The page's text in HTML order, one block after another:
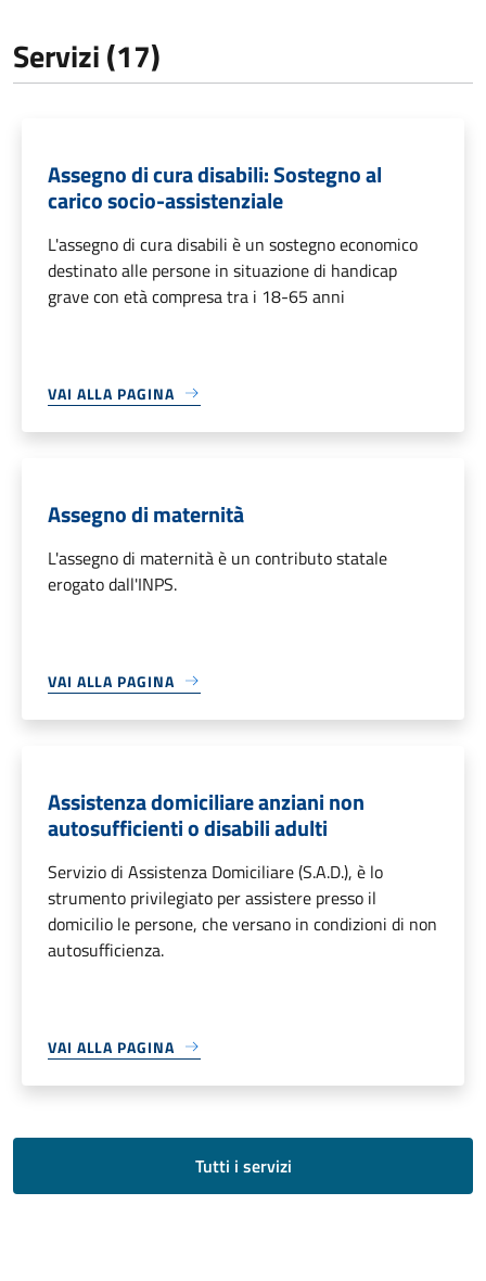
Servizi (17)
Assegno di cura disabili: Sostegno al
carico socio-assistenziale
L'assegno di cura disabili è un sostegno economico
destinato alle persone in situazione di handicap
grave con età compresa tra i 18-65 anni
VAI ALLA PAGINA
Assegno di maternità
L'assegno di maternità è un contributo statale
erogato dall'INPS.
VAI ALLA PAGINA
Assistenza domiciliare anziani non
autosufficienti o disabili adulti
Servizio di Assistenza Domiciliare (S.A.D.), è lo
strumento privilegiato per assistere presso il
domicilio le persone, che versano in condizioni di non
autosufficienza.
VAI ALLA PAGINA
Tutti i servizi